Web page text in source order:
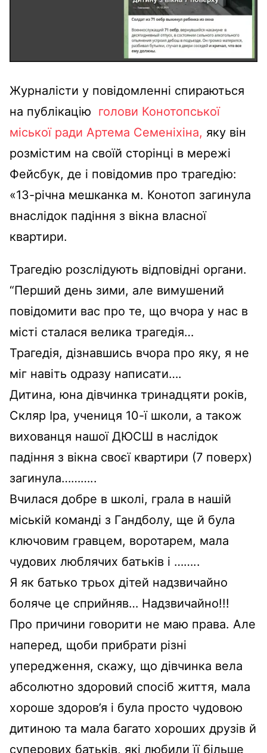
Журналісти у повідомленні спираються
на публікацію голови Конотопської
міської ради Артема Семеніхіна, яку він
розмістим на своїй сторінці в мережі
Фейсбук, де і повідомив про трагедію:
«13-річна мешканка м. Конотоп загинула
внаслідок падіння з вікна власної
квартири.
Трагедію розслідують відповідні органи.
“Перший день зими, але вимушений
повідомити вас про те, що вчора у нас в
місті сталася велика трагедія…
Трагедія, дізнавшись вчора про яку, я не
міг навіть одразу написати….
Дитина, юна дівчинка тринадцяти років,
Скляр Іра, учениця 10-ї школи, а також
вихованця нашої ДЮСШ в наслідок
падіння з вікна своєї квартири (7 поверх)
загинула………..
Вчилася добре в школі, грала в нашій
міській команді з Гандболу, ще й була
ключовим гравцем, воротарем, мала
чудових люблячих батьків і ……..
Я як батько трьох дітей надзвичайно
боляче це сприйняв… Надзвичайно!!!
Про причини говорити не маю права. Але
наперед, щоби прибрати різні
упередження, скажу, що дівчинка вела
абсолютно здоровий спосіб життя, мала
хороше здоров’я і була просто чудовою
дитиною та мала багато хороших друзів й
суперових батьків, які любили її більше